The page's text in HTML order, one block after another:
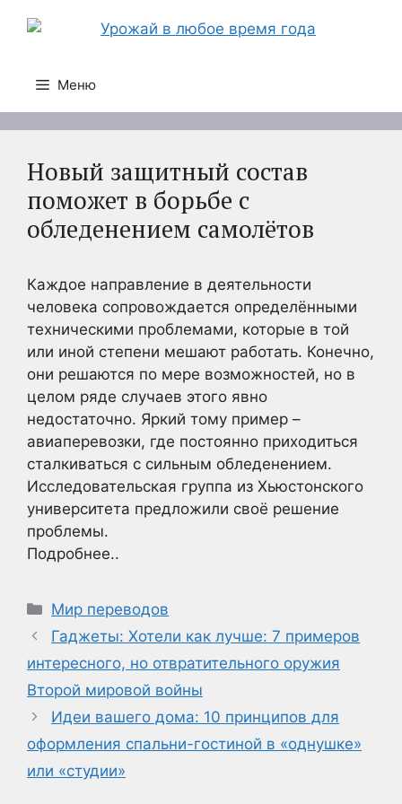
Меню
Новый защитный состав
поможет в борьбе с
обледенением самолётов
Каждое направление в деятельности
человека сопровождается определёнными
техническими проблемами, которые в той
или иной степени мешают работать. Конечно,
они решаются по мере возможностей, но в
целом ряде случаев этого явно
недостаточно. Яркий тому пример –
авиаперевозки, где постоянно приходиться
сталкиваться с сильным обледенением.
Исследовательская группа из Хьюстонского
университета предложили своё решение
проблемы.
Подробнее..
Рубрики
Мир переводов
Гаджеты: Хотели как лучше: 7 примеров
интересного, но отвратительного оружия
Второй мировой войны
Идеи вашего дома: 10 принципов для
оформления спальни-гостиной в «однушке»
или «студии»